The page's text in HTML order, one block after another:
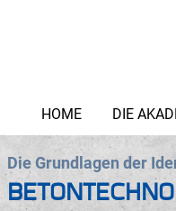
HOME DIE
Die Grundlagen der